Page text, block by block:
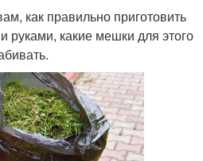
как правильно приготовить
руками, какие мешки для этого